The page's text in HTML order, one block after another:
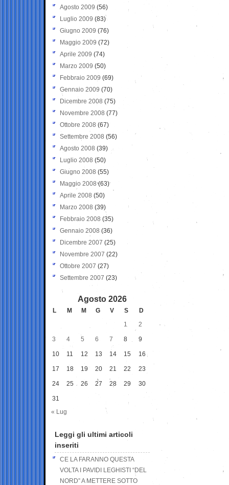
Agosto 2009 (56)
Luglio 2009 (83)
Giugno 2009 (76)
Maggio 2009 (72)
Aprile 2009 (74)
Marzo 2009 (50)
Febbraio 2009 (69)
Gennaio 2009 (70)
Dicembre 2008 (75)
Novembre 2008 (77)
Ottobre 2008 (67)
Settembre 2008 (56)
Agosto 2008 (39)
Luglio 2008 (50)
Giugno 2008 (55)
Maggio 2008(63)
Aprile 2008 (50)
Marzo 2008 (39)
Febbraio 2008 (35)
Gennaio 2008 (36)
Dicembre 2007 (25)
Novembre 2007 (22)
Ottobre 2007 (27)
Settembre 2007 (23)
Agosto 2026
L M M G V S
D
1
2
3 4 5 6 7 8 9
10 11 12 13 14 15 16
17 18 19 20 21 22 23
24 25 26 27 28 29 30
31
« Lug
Leggi gli ultimi articoli
inseriti
CE LA FARANNO QUESTA
VOLTA I PAVIDI LEGHISTI “DEL
NORD” A METTERE SOTTO